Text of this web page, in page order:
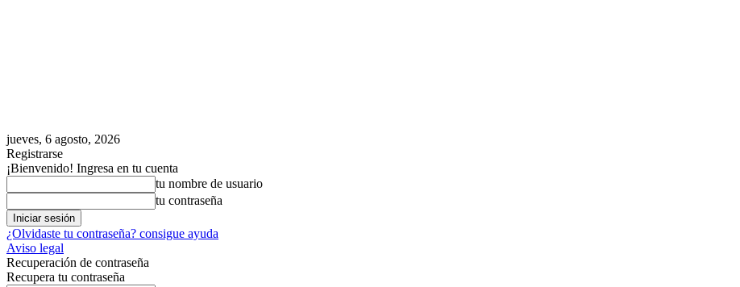
jueves, 6 agosto, 2026
Registrarse
¡Bienvenido! Ingresa en tu cuenta
tu nombre de usuario
tu contraseña
¿Olvidaste tu contraseña? consigue ayuda
Aviso legal
Recuperación de contraseña
Recupera tu contraseña